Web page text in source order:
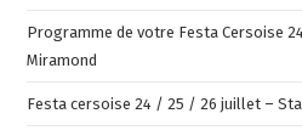
Programme de votre Festa Cersoise
Miramond
Festa cersoise 24 / 25 / 26 juillet –